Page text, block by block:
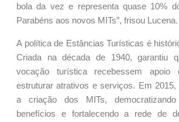
bola da vez e representa quase 10%
Parabéns aos novos MITs”, frisou Lucena.
A política de Estâncias Turísticas é
Criada na década de 1940, garantiu
vocação turística recebessem apoio
estruturar atrativos e serviços. Em 2015,
a criação dos MITs,
benefícios e fortalecendo a rede de